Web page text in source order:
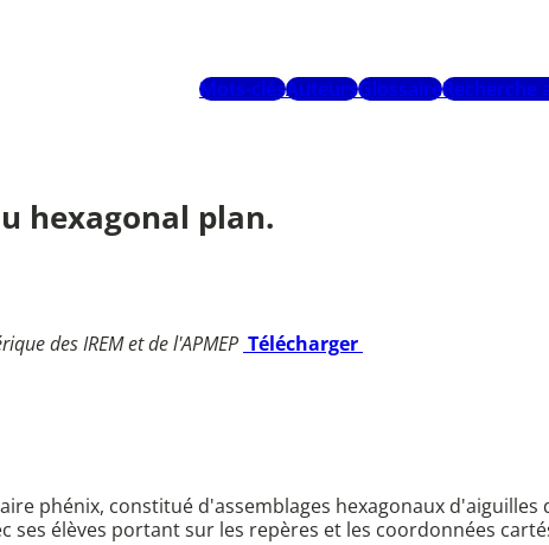
Mots-clésAuteursGlossaireRecherche
hexagonal plan.
des IREM et de l'APMEP Télécharger
phénix, constitué d'assemblages hexagonaux d'aiguilles
élèves portant sur les repères et les coordonnées